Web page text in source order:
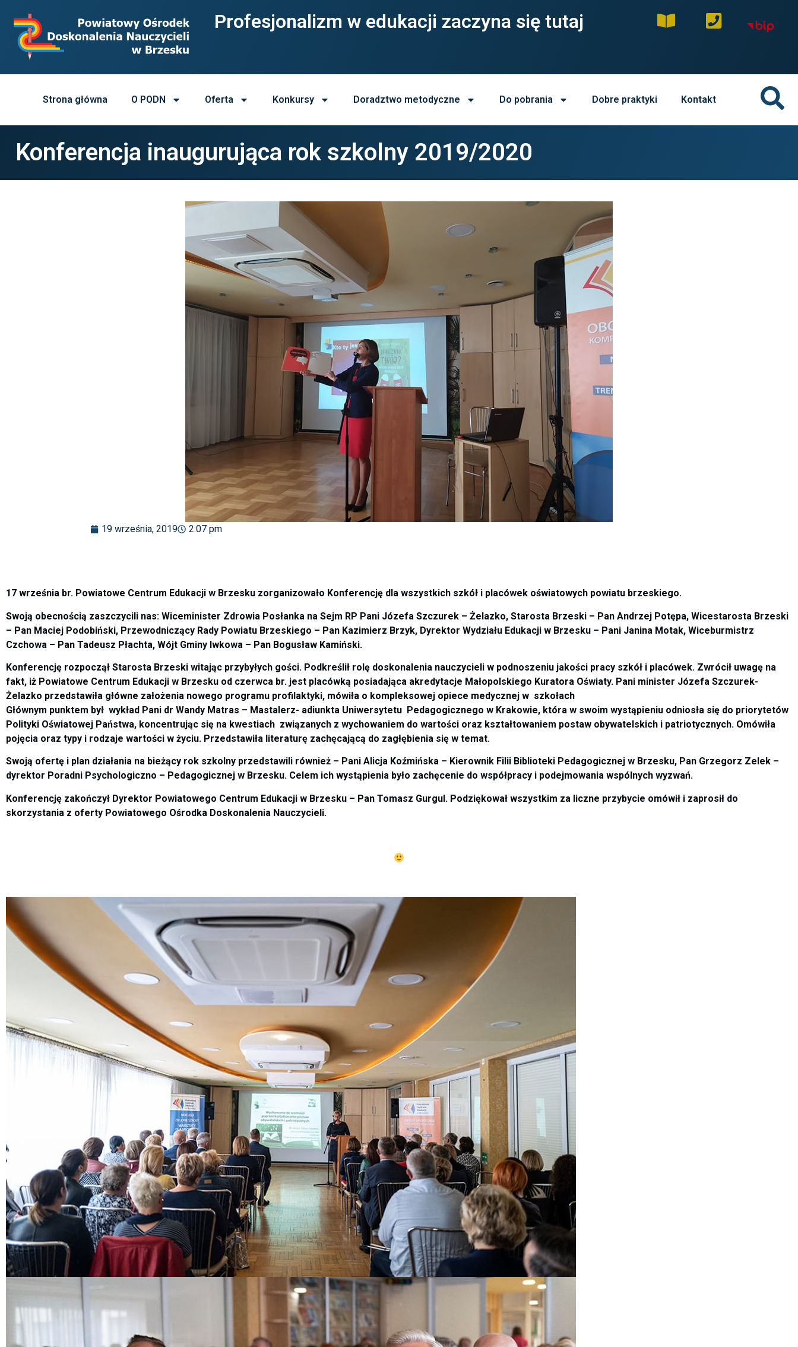
Profesjonalizm w edukacji zaczyna się tutaj
Strona główna O PODN Oferta Konkursy Doradztwo metodyczne Do pobrania Dobre praktyki Kontakt
Konferencja inaugurująca rok szkolny 2019/2020
19 września, 2019 2:07 pm
17 września br. Powiatowe Centrum Edukacji w Brzesku zorganizowało Konferencję dla wszystkich szkół i placówek oświatowych powiatu brzeskiego.
Swoją obecnością zaszczycili nas: Wiceminister Zdrowia Posłanka na Sejm RP Pani Józefa Szczurek – Żelazko, Starosta Brzeski – Pan Andrzej Potępa, Wicestarosta Brzeski
– Pan Maciej Podobiński, Przewodniczący Rady Powiatu Brzeskiego – Pan Kazimierz Brzyk, Dyrektor Wydziału Edukacji w Brzesku – Pani Janina Motak, Wiceburmistrz
Czchowa – Pan Tadeusz Płachta, Wójt Gminy Iwkowa – Pan Bogusław Kamiński.
Konferencję rozpoczął Starosta Brzeski witając przybyłych gości. Podkreślił rolę doskonalenia nauczycieli w podnoszeniu jakości pracy szkół i placówek. Zwrócił uwagę na
fakt, iż Powiatowe Centrum Edukacji w Brzesku od czerwca br. jest placówką posiadająca akredytacje Małopolskiego Kuratora Oświaty. Pani minister Józefa Szczurek-
Żelazko przedstawiła główne założenia nowego programu profilaktyki, mówiła o kompleksowej opiece medycznej w szkołach
Głównym punktem był wykład Pani dr Wandy Matras – Mastalerz- adiunkta Uniwersytetu Pedagogicznego w Krakowie, która w swoim wystąpieniu odniosła się do priorytetów
Polityki Oświatowej Państwa, koncentrując się na kwestiach związanych z wychowaniem do wartości oraz kształtowaniem postaw obywatelskich i patriotycznych. Omówiła
pojęcia oraz typy i rodzaje wartości w życiu. Przedstawiła literaturę zachęcającą do zagłębienia się w temat.
Swoją ofertę i plan działania na bieżący rok szkolny przedstawili również – Pani Alicja Koźmińska – Kierownik Filii Biblioteki Pedagogicznej w Brzesku, Pan Grzegorz Zelek –
dyrektor Poradni Psychologiczno – Pedagogicznej w Brzesku. Celem ich wystąpienia było zachęcenie do współpracy i podejmowania wspólnych wyzwań.
Konferencję zakończył Dyrektor Powiatowego Centrum Edukacji w Brzesku – Pan Tomasz Gurgul. Podziękował wszystkim za liczne przybycie omówił i zaprosił do
skorzystania z oferty Powiatowego Ośrodka Doskonalenia Nauczycieli.